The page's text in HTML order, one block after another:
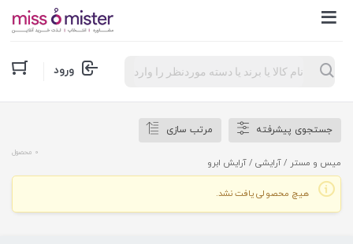
Products
search ورود
جستجوی پیشرفته مرتب سازی
میس و مستر /آرایشی / آرایش ابرو
0 محصول
هیچ محصولی یافت نشد.